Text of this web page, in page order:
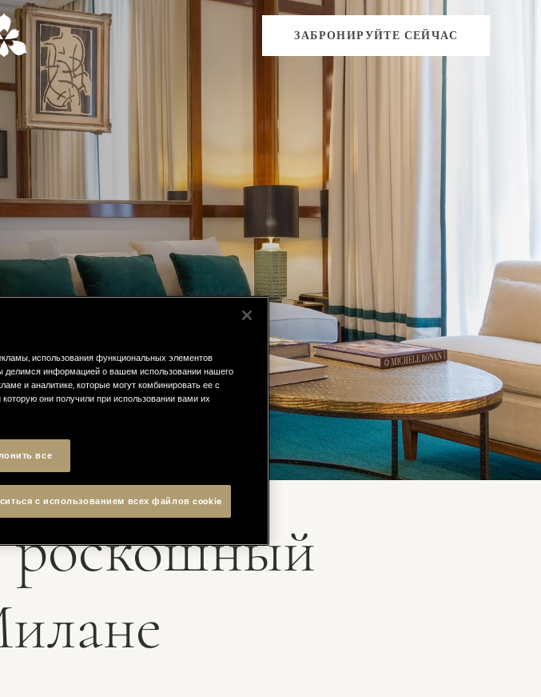
ЗАБРОНИРУЙТЕ СЕЙЧАС
использования функциональных элементов
делимся информацией о вашем использовании нашего
и аналитике, которые могут комбинировать ее с
они получили при использовании вами их
все
с использованием всех файлов cookie